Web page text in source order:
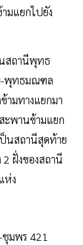
มแยกไปยัง
นสถานีพุทธ
-พุทธมณฑล
ามทางแยกมา
ะพานข้ามแยก
นสถานีสุดท้าย
2 ฝั่งของสถานี
ห่ง
มพร 421